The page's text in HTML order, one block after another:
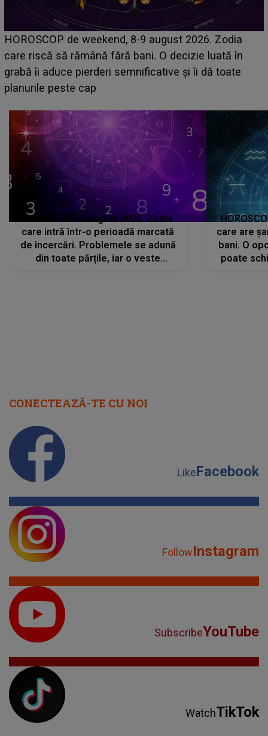
Emanuel a ținut ACEST DETALIU ASCUNS până
acum! În fața Alexandrei, concurentul din Casa Iubirii
face o MĂRTURISIRE NEAȘTEPTATĂ despre mama
sa: "I-am spus și ei în față, eu nu te iubesc pentru
HOROSCOP 7 august 2026. Zodia
care intră într-o perioadă marcată
de încercări. Problemele se adună
din toate părțile, iar o veste
care are
bani. O
poate
CONECTEAZĂ-TE CU NOI
LikeFacebook
FollowInstagram
SubscribeYouTube
WatchTikTok